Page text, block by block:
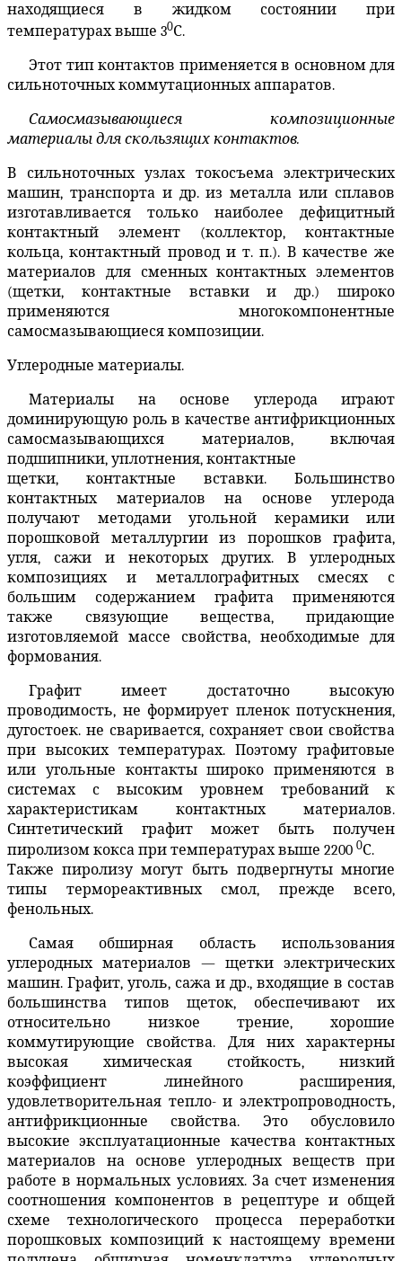
находящиеся в жидком состоянии при
температурах выше 30С.
Этот тип контактов применяется в основном для
сильноточных коммутационных аппаратов.
Самосмазывающиеся композиционные
материалы для скользящих контактов.
В сильноточных узлах токосъема электрических
машин, транспорта и др. из металла или сплавов
изготавливается только наиболее дефицитный
контактный элемент (коллектор, контактные
кольца, контактный провод и т. п.). В качестве же
материалов для сменных контактных элементов
(щетки, контактные вставки и др.) широко
применяются многокомпонентные
самосмазывающиеся композиции.
Углеродные материалы.
Материалы на основе углерода играют
доминирующую роль в качестве антифрикционных
самосмазывающихся материалов, включая
подшипники, уплотнения, контактные
щетки, контактные вставки. Большинство
контактных материалов на основе углерода
получают методами угольной керамики или
порошковой металлургии из порошков графита,
угля, сажи и некоторых других. В углеродных
композициях и металлографитных смесях с
большим содержанием графита применяются
также связующие вещества, придающие
изготовляемой массе свойства, необходимые для
формования.
Графит имеет достаточно высокую
проводимость, не формирует пленок потускнения,
дугостоек. не сваривается, сохраняет свои свойства
при высоких температурах. Поэтому графитовые
или угольные контакты широко применяются в
системах с высоким уровнем требований к
характеристикам контактных материалов.
Синтетический графит может быть получен
пиролизом кокса при температурах выше 2200 0С.
Также пиролизу могут быть подвергнуты многие
типы термореактивных смол, прежде всего,
фенольных.
Самая обширная область использования
углеродных материалов — щетки электрических
машин. Графит, уголь, сажа и др., входящие в состав
большинства типов щеток, обеспечивают их
относительно низкое трение, хорошие
коммутирующие свойства. Для них характерны
высокая химическая стойкость, низкий
коэффициент линейного расширения,
удовлетворительная тепло- и электропроводность,
антифрикционные свойства. Это обусловило
высокие эксплуатационные качества контактных
материалов на основе углеродных веществ при
работе в нормальных условиях. За счет изменения
соотношения компонентов в рецептуре и общей
схеме технологического процесса переработки
порошковых композиций к настоящему времени